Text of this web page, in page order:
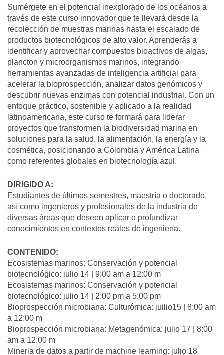
Sumérgete en el potencial inexplorado de los océanos a
través de este curso innovador que te llevará desde la
recolección de muestras marinas hasta el escalado de
productos biotecnológicos de alto valor. Aprenderás a
identificar y aprovechar compuestos bioactivos de algas,
plancton y microorganismos marinos, integrando
herramientas avanzadas de inteligencia artificial para
acelerar la bioprospección, analizar datos genómicos y
descubrir nuevas enzimas con potencial industrial. Con un
enfoque práctico, sostenible y aplicado a la realidad
latinoamericana, este curso te formará para liderar
proyectos que transformen la biodiversidad marina en
soluciones para la salud, la alimentación, la energía y la
cosmética, posicionando a Colombia y América Latina
como referentes globales en biotecnología azul.
DIRIGIDO A:
Estudiantes de últimos semestres, maestría o doctorado,
así como ingenieros y profesionales de la industria de
diversas áreas que deseen aplicar o profundizar
conocimientos en contextos reales de ingeniería.
CONTENIDO:
Ecosistemas marinos: Conservación y potencial
biotecnológico: julio 14 | 9:00 am a 12:00 m
Ecosistemas marinos: Conservación y potencial
biotecnológico: julio 14 | 2:00 pm a 5:00 pm
Bioprospección microbiana: Culturómica: juilio15 | 8:00 am
a 12:00 m
Bioprospección microbiana: Metagenómica: julio 17 | 8:00
am a 12:00 m
Mineria de datos a partir de machine learning: julio 18